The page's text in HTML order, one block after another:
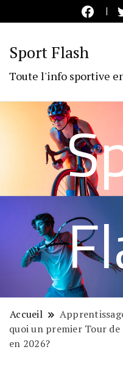
Sport Flash
Toute l'info sportive
Accueil
quoi un premier Tour de
en 2026?